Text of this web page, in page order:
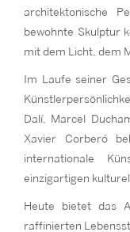
architektonische
bewohnte Skulptur
mit dem Licht, dem
Im Laufe seiner
Dalí, Marcel
Xavier Corberó
internationale
einzigartigen
Heute bietet das
raffinierten